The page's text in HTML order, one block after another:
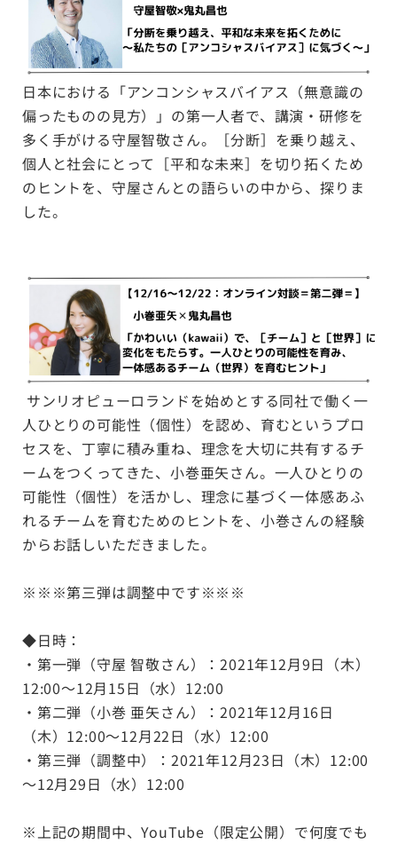
日本における「アンコンシャスバイアス（無意識の
偏ったものの見方）」の第一人者で、講演・研修を
多く手がける守屋智敬さん。［分断］を乗り越え、
個人と社会にとって［平和な未来］を切り拓くため
のヒントを、守屋さんとの語らいの中から、探りま
した。
サンリオピューロランドを始めとする同社で働く一
人ひとりの可能性（個性）を認め、育むというプロ
セスを、丁寧に積み重ね、理念を大切に共有するチ
ームをつくってきた、小巻亜矢さん。一人ひとりの
可能性（個性）を活かし、理念に基づく一体感あふ
れるチームを育むためのヒントを、小巻さんの経験
からお話しいただきました。
※※※第三弾は調整中です※※※
◆日時：
・第一弾（守屋 智敬さん）：2021年12月9日（木）
12:00～12月15日（水）12:00
・第二弾（小巻 亜矢さん）：2021年12月16日
（木）12:00～12月22日（水）12:00
・第三弾（調整中）：2021年12月23日（木）12:00
～12月29日（水）12:00
※上記の期間中、YouTube（限定公開）で何度でも